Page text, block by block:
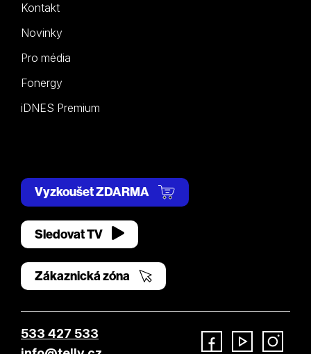
Kontakt
Novinky
Pro média
Fonergy
iDNES Premium
Vyzkoušet ZDARMA
Sledovat TV
Zákaznická zóna
533 427 533